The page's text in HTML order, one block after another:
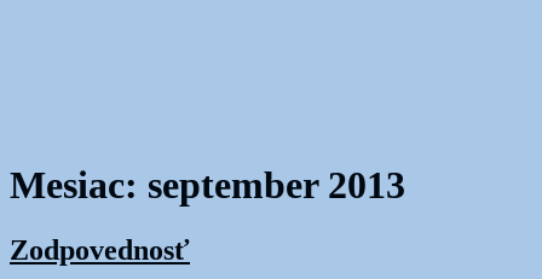
Mesiac: september 2013
Zodpovednosť